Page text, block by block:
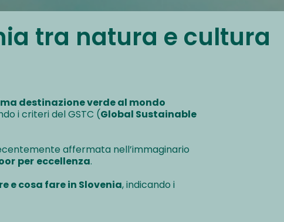
tra natura e cultura
destinazione verde al mondo
i criteri del GSTC (Global Sustainable
affermata nell’immaginario
per eccellenza.
e cosa fare in Slovenia, indicando i